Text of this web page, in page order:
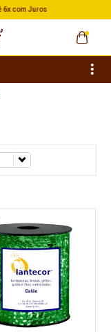
de Desconto no Pix nas Compras